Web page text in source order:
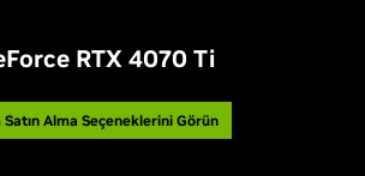
RTX 4070 Ti
Satın Alma Seçeneklerini Görün